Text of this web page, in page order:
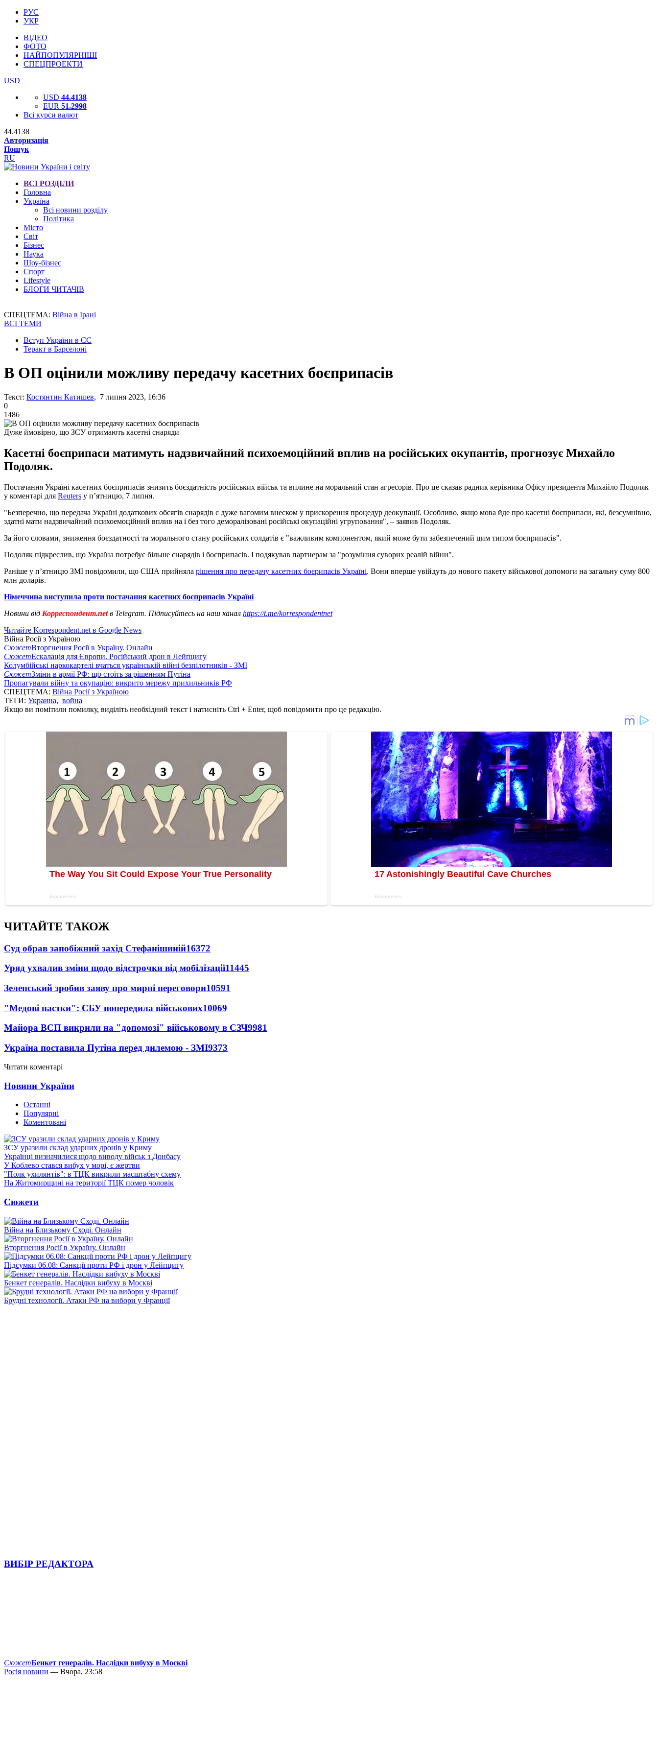
РУС
УКР
ВІДЕО
ФОТО
НАЙПОПУЛЯРНІШІ
СПЕЦПРОЕКТИ
USD
USD 44.4138
EUR 51.2998
Всі курси валют
44.4138
Авторизація
Пошук
RU
ВСІ РОЗДІЛИ
Головна
Україна
Всі новини розділу
Політика
Місто
Світ
Бізнес
Наука
Шоу-бізнес
Спорт
Lifestyle
БЛОГИ ЧИТАЧІВ
СПЕЦТЕМА: Війна в Ірані
ВСІ ТЕМИ
Вступ України в ЄС
Теракт в Барселоні
В ОП оцінили можливу передачу касетних боєприпасів
Текст: Костянтин Катишев, 7 липня 2023, 16:36
0
1486
Дуже ймовірно, що ЗСУ отримають касетні снаряди
Касетні боєприпаси матимуть надзвичайний психоемоційний вплив на російських окупантів, прогнозує Михайло
Подоляк.
Постачання Україні касетних боєприпасів знизить боєздатність російських військ та вплине на моральний стан агресорів. Про це сказав радник керівника Офісу президента Михайло Подоляк
у коментарі для Reuters у п’ятницю, 7 липня.
"Безперечно, що передача Україні додаткових обсягів снарядів є дуже вагомим внеском у прискорення процедур деокупації. Особливо, якщо мова йде про касетні боєприпаси, які, безсумнівно,
здатні мати надзвичайний психоемоційний вплив на і без того деморалізовані російські окупаційні угруповання", – заявив Подоляк.
За його словами, зниження боєздатності та морального стану російських солдатів є "важливим компонентом, який може бути забезпечений цим типом боєприпасів".
Подоляк підкреслив, що Україна потребує більше снарядів і боєприпасів. І подякував партнерам за "розуміння суворих реалій війни".
Раніше у п’ятницю ЗМІ повідомили, що США прийняла рішення про передачу касетних боєрипасів Україні. Вони вперше увійдуть до нового пакету військової допомоги на загальну суму 800
млн доларів.
Німеччина виступила проти постачання касетних боєприпасів Україні
Новини від Корреспондент.netв Telegram. Підписуйтесь на наш канал https://t.me/korrespondentnet
Читайте Korrespondent.net в Google News
Війна Росії з Україною
СюжетВторгнення Росії в Україну. Онлайн
СюжетЕскалація для Європи. Російський дрон в Лейпцигу
Колумбійські наркокартелі вчаться українській війні безпілотників - ЗМІ
СюжетЗміни в армії РФ: що стоїть за рішенням Путіна
Пропагували війну та окупацію: викрито мережу прихильників РФ
СПЕЦТЕМА: Війна Росії з Україною
ТЕГИ: Украина, война
Якщо ви помітили помилку, виділіть необхідний текст і натисніть Ctrl + Enter, щоб повідомити про це редакцію.
ЧИТАЙТЕ ТАКОЖ
Суд обрав запобіжний захід Стефанішиній16372
Уряд ухвалив зміни щодо відстрочки від мобілізації11445
Зеленський зробив заяву про мирні переговори10591
"Медові пастки": СБУ попередила військових10069
Майора ВСП викрили на "допомозі" військовому в СЗЧ9981
Україна поставила Путіна перед дилемою - ЗМІ9373
Читати коментарі
Новини України
Останні
Популярні
Коментовані
ЗСУ уразили склад ударних дронів у Криму
Українці визначилися щодо виводу військ з Донбасу
У Коблево стався вибух у морі, є жертви
"Полк ухилянтів": в ТЦК викрили масштабну схему
На Житомирщині на території ТЦК помер чоловік
Сюжети
Війна на Близькому Сході. Онлайн
Вторгнення Росії в Україну. Онлайн
Підсумки 06.08: Санкції проти РФ і дрон у Лейпцигу
Бенкет генералів. Наслідки вибуху в Москві
Брудні технології. Атаки РФ на вибори у Франції
ВИБІР РЕДАКТОРА
СюжетБенкет генералів. Наслідки вибуху в Москві
Росія новини — Вчора, 23:58